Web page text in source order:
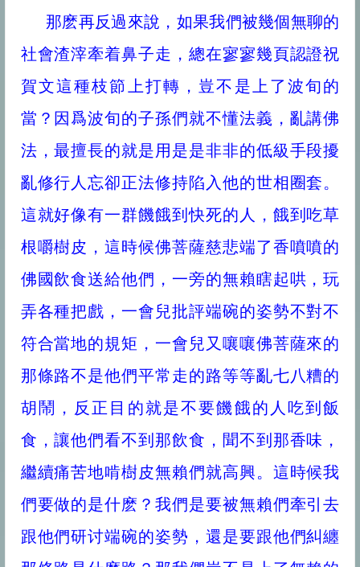
那麽再反過來說，如果我們被幾個無聊的
社會渣滓牽着鼻子走，總在寥寥幾頁認證祝
賀文這種枝節上打轉，豈不是上了波旬的
當？因爲波旬的子孫們就不懂法義，亂講佛
法，最擅長的就是用是是非非的低級手段擾
亂修行人忘卻正法修持陷入他的世相圈套。
這就好像有一群饑餓到快死的人，餓到吃草
根嚼樹皮，這時候佛菩薩慈悲端了香噴噴的
佛國飲食送給他們，一旁的無賴瞎起哄，玩
弄各種把戲，一會兒批評端碗的姿勢不對不
符合當地的規矩，一會兒又嚷嚷佛菩薩來的
那條路不是他們平常走的路等等亂七八糟的
胡鬧，反正目的就是不要饑餓的人吃到飯
食，讓他們看不到那飲食，聞不到那香味，
繼續痛苦地啃樹皮無賴們就高興。這時候我
們要做的是什麽？我們是要被無賴們牽引去
跟他們研讨端碗的姿勢，還是要跟他們糾纏